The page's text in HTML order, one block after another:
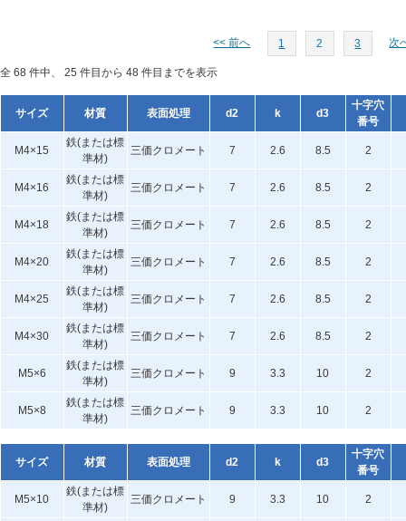
<< 前へ 1 2 3 次
全 68 件中、 25 件目から 48 件目までを表示
サイズ 材質 表面処理 d2 k d3
十字穴
番号
M4×15
鉄(または標
準材)
三価クロメート 7 2.6 8.5 2
M4×16
鉄(または標
準材)
三価クロメート 7 2.6 8.5 2
M4×18
鉄(または標
準材)
三価クロメート 7 2.6 8.5 2
M4×20
鉄(または標
準材)
三価クロメート 7 2.6 8.5 2
M4×25
鉄(または標
準材)
三価クロメート 7 2.6 8.5 2
M4×30
鉄(または標
準材)
三価クロメート 7 2.6 8.5 2
M5×6
鉄(または標
準材)
三価クロメート 9 3.3 10 2
M5×8
鉄(または標
準材)
三価クロメート 9 3.3 10 2
サイズ 材質 表面処理 d2 k d3
十字穴
番号
M5×10
鉄(または標
準材)
三価クロメート 9 3.3 10 2